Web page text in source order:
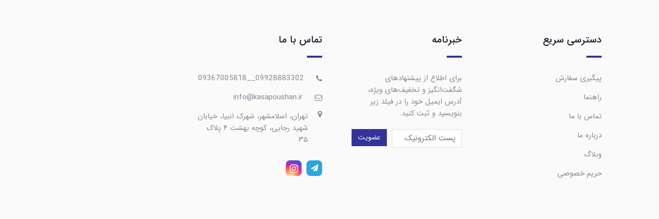
دسترسی سریع
پیگیری سفارش
راهنما
تماس با ما
درباره ما
وبلاگ
حریم خصوصی
خبرنامه
برای اطلاع از پیشنهادهای
شگفت‌انگیز و تخفیف‌های ویژه،
آدرس ایمیل خود را در فیلد زیر
بنویسید و ثبت کنید.
عضویت
تماس با ما
تهران، اسلامشهر، شهرک انبیا، خیابان
شهید رجایی، کوچه بهشت ۴ پلاک
۳۵